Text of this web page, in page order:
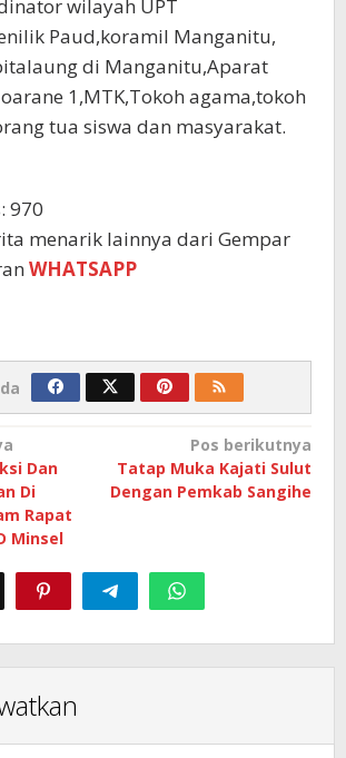
wilayah UPT
Paud,koramil Manganitu,
di Manganitu,Aparat
1,MTK,Tokoh agama,tokoh
tua siswa dan masyarakat.
970
menarik lainnya dari Gempar
WHATSAPP
Dan
Di
Rapat
Minsel
Pos berikutnya
Tatap Muka Kajati Sulut
Dengan Pemkab Sangihe